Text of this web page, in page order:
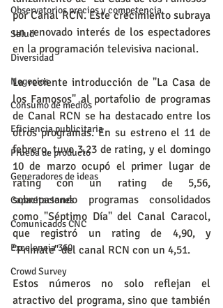
Observatorios precios y competencia
Salud
Diversidad
Negocios
Consumo de medios
Eficiencia publicitaria
Prueba de producto
Generadores de ideas
Capacitaciones
Comunicados CNC
Excelencia 360
Crowd Survey
por Canal RCN. Este crecimiento subraya
un renovado interés de los espectadores
en la programación televisiva nacional.
La reciente introducción de "La Casa de
los Famosos" al portafolio de programas
de Canal RCN se ha destacado entre los
otros programas. En su estreno el 11 de
febrero, tuvo 3,23 de rating, y el domingo
10 de marzo ocupó el primer lugar de
rating con un rating de 5,56,
sobrepasando programas consolidados
como "Séptimo Día" del Canal Caracol,
que registró un rating de 4,90, y
"Primate" del canal RCN con un 4,51.
Estos números no solo reflejan el
atractivo del programa, sino que también